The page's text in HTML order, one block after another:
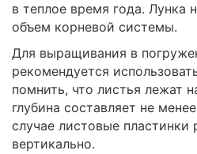
в теплое время года. Лунка
объем корневой системы.
Для выращивания в
рекомендуется
помнить, что листья лежат
глубина составляет не
случае листовые пластинки
вертикально.